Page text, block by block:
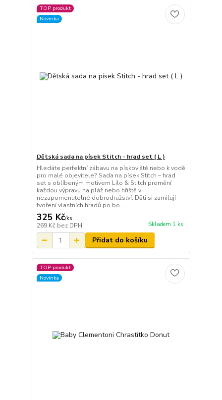
TOP produkt
Novinka
Dětská sada na písek Stitch - hrad set ( L )
Hledáte perfektní zábavu na pískoviště nebo k vodě
pro malé objevitele? Sada na písek Stitch – hrad
set s oblíbeným motivem Lilo & Stitch promění
každou výpravu na pláž nebo hřiště v
nezapomenutelné dobrodružství. Děti si zamilují
tvoření vlastních hradů po bo...
325 Kč/ks
269 Kč bez DPH Skladem 1 ks
Přidat do košíku
TOP produkt
Novinka